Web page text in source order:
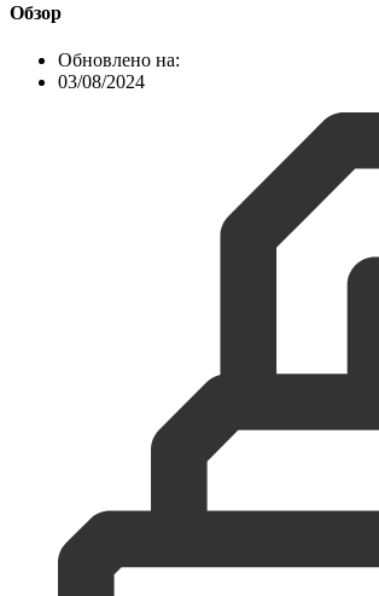
Обзор
Обновлено на:
03/08/2024